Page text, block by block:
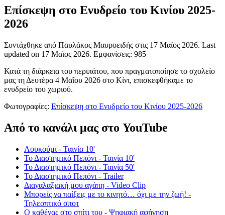
Επίσκεψη στο Ενυδρείο του Κινίου 2025-
2026
Συντάχθηκε από Παυλάκος Μαυροειδής στις 17 Μαϊος 2026. Last
updated on 17 Μαϊος 2026. Εμφανίσεις: 985
Κατά τη διάρκεια του περιπάτου, που πραγματοποίησε το σχολείο
μας τη Δευτέρα 4 Μαΐου 2026 στο Κίνι, επισκεφθήκαμε το
ενυδρείο του χωριού.
Φωτογραφίες: Επίσκεψη στο Ενυδρείο του Κινίου 2025-2026
Από το κανάλι μας στο YouTube
Λουκούμι - Ταινία 10'
Το Διαστημικό Πεπόνι - Ταινία 10'
Το Διαστημικό Πεπόνι - Ταινία 50'
Το Διαστημικό Πεπόνι - Trailer
Διαγαλαξιακή μου αγάπη - Video Clip
Μπορείς να παίξεις με το κινητό… όχι με την ζωή! -
Τηλεοπτικό σποτ
Ο καθένας στο σπίτι του - Ψηφιακή αφήγηση